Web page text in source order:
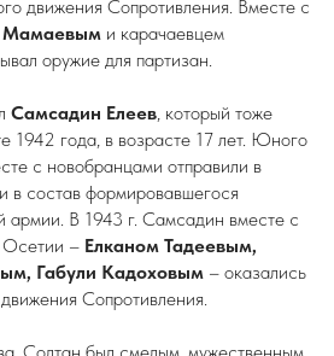
движения Сопротивления. Вместе с
и карачаевцем
оружие для партизан.
Самсадин Елеев, который тоже
1942 года, в возрасте 17 лет. Юного
с новобранцами отправили в
в состав формировавшегося
армии. В 1943 г. Самсадин вместе с
Осетии – Елканом Тадеевым,
Габули Кадоховым – оказались
Сопротивления.